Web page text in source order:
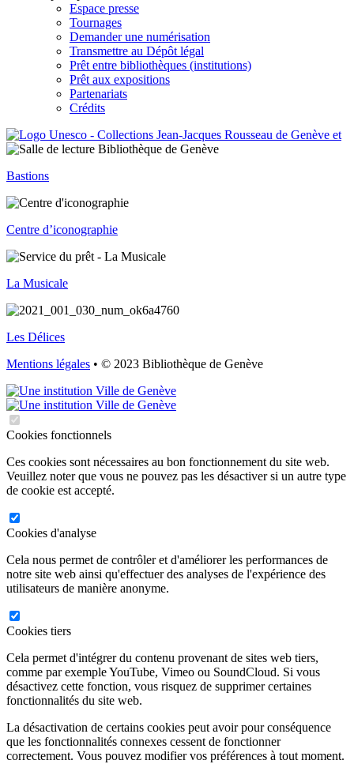
Espace presse
Tournages
Demander une numérisation
Transmettre au Dépôt légal
Prêt entre bibliothèques (institutions)
Prêt aux expositions
Partenariats
Crédits
Bastions
Centre d’iconographie
La Musicale
Les Délices
Mentions légales • © 2023 Bibliothèque de Genève
Cookies fonctionnels
Ces cookies sont nécessaires au bon fonctionnement du site web.
Veuillez noter que vous ne pouvez pas les désactiver si un autre type
de cookie est accepté.
Cookies d'analyse
Cela nous permet de contrôler et d'améliorer les performances de
notre site web ainsi qu'effectuer des analyses de l'expérience des
utilisateurs de manière anonyme.
Cookies tiers
Cela permet d'intégrer du contenu provenant de sites web tiers,
comme par exemple YouTube, Vimeo ou SoundCloud. Si vous
désactivez cette fonction, vous risquez de supprimer certaines
fonctionnalités du site web.
La désactivation de certains cookies peut avoir pour conséquence
que les fonctionnalités connexes cessent de fonctionner
correctement. Vous pouvez modifier vos préférences à tout moment.